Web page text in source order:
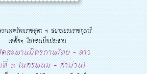
ะเทพรัตนราชสุดา ฯ สยามบรมราชกุมารี
เสด็จฯ ไปทรงเป็นประธาน
สะพานมิตรภาพไทย - ลาว
ที่ ๓ (นครพนม - คำม่วน)